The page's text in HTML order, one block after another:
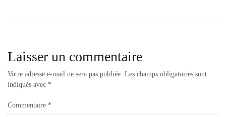
Laisser un commentaire
Votre adresse e-mail ne sera pas publiée. Les champs obligatoires sont
indiqués avec *
Commentaire *